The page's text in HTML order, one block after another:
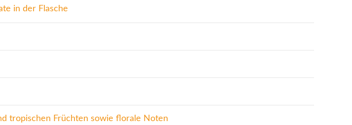
in der Flasche
tropischen Früchten sowie florale Noten